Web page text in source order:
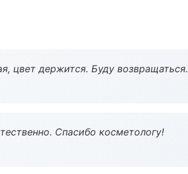
цвет держится. Буду возвращаться.
Спасибо косметологу!